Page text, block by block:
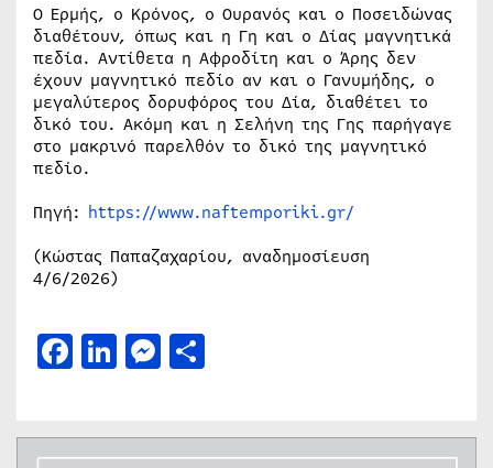
Ο Ερμής, ο Κρόνος, ο Ουρανός και ο Ποσειδώνας
διαθέτουν, όπως και η Γη και ο Δίας μαγνητικά
πεδία. Αντίθετα η Αφροδίτη και ο Άρης δεν
έχουν μαγνητικό πεδίο αν και ο Γανυμήδης, ο
μεγαλύτερος δορυφόρος του Δία, διαθέτει το
δικό του. Ακόμη και η Σελήνη της Γης παρήγαγε
στο μακρινό παρελθόν το δικό της μαγνητικό
πεδίο.
Πηγή: https://www.naftemporiki.gr/
(Κώστας Παπαζαχαρίου, αναδημοσίευση
4/6/2026)
Facebook
LinkedIn
Messenger